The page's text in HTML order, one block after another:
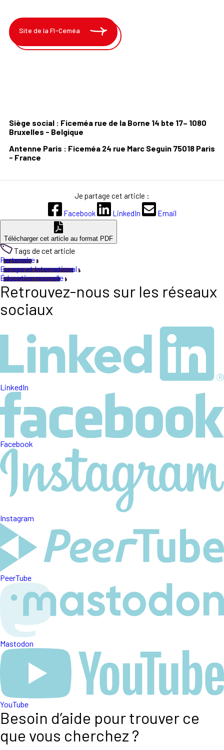
Site de la FI-Ceméa
Siège social : Ficeméa rue de la Borne 14 bte 17– 1080
Bruxelles - Belgique
Antenne Paris : Ficeméa 24 rue Marc Seguin 75018 Paris
- France
Je partage cet article :
Facebook
LinkedIn Email
Télécharger cet article au format PDF
Tags de cet article
Partenaire
Europe et International
Éducation nouvelle
Retrouvez-nous sur les réseaux
sociaux
LinkedIn
Facebook
Instagram
PeerTube
Mastodon
YouTube
Besoin d’aide pour trouver ce
que vous cherchez ?